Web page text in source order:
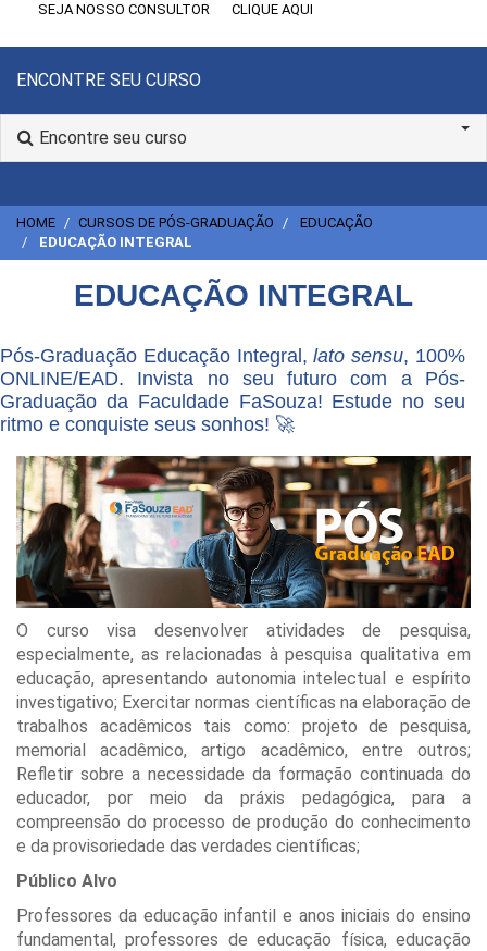
SEJA NOSSO CONSULTOR
CLIQUE AQUI
ENCONTRE SEU CURSO
Encontre seu curso
HOME CURSOS DE PÓS-GRADUAÇÃO
EDUCAÇÃO
EDUCAÇÃO INTEGRAL
EDUCAÇÃO INTEGRAL
Pós-Graduação Educação Integral,lato sensu, 100%
ONLINE/EAD. Invista no seu futuro com a Pós-
Graduação da Faculdade FaSouza! Estude no seu
ritmo e conquiste seus sonhos! 🚀
O curso visa desenvolver atividades de pesquisa,
especialmente, as relacionadas à pesquisa qualitativa em
educação, apresentando autonomia intelectual e espírito
investigativo; Exercitar normas científicas na elaboração de
trabalhos acadêmicos tais como: projeto de pesquisa,
memorial acadêmico, artigo acadêmico, entre outros;
Refletir sobre a necessidade da formação continuada do
educador, por meio da práxis pedagógica, para a
compreensão do processo de produção do conhecimento
e da provisoriedade das verdades científicas;
Público Alvo
Professores da educação infantil e anos iniciais do ensino
fundamental, professores de educação física, educação